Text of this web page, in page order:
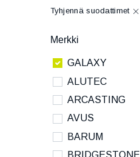
Tyhjennä suodattimet
Merkki
GALAXY
ALUTEC
ARCASTING
AVUS
BARUM